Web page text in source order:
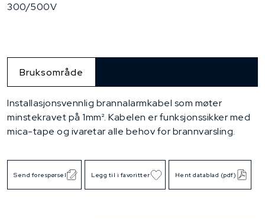
300/500V
Bruksområde
Installasjonsvennlig brannalarmkabel som møter
minstekravet på 1mm². Kabelen er funksjonssikker med
mica-tape og ivaretar alle behov for brannvarsling.
Send forespørsel Legg til i favoritter Hent datablad (pdf)